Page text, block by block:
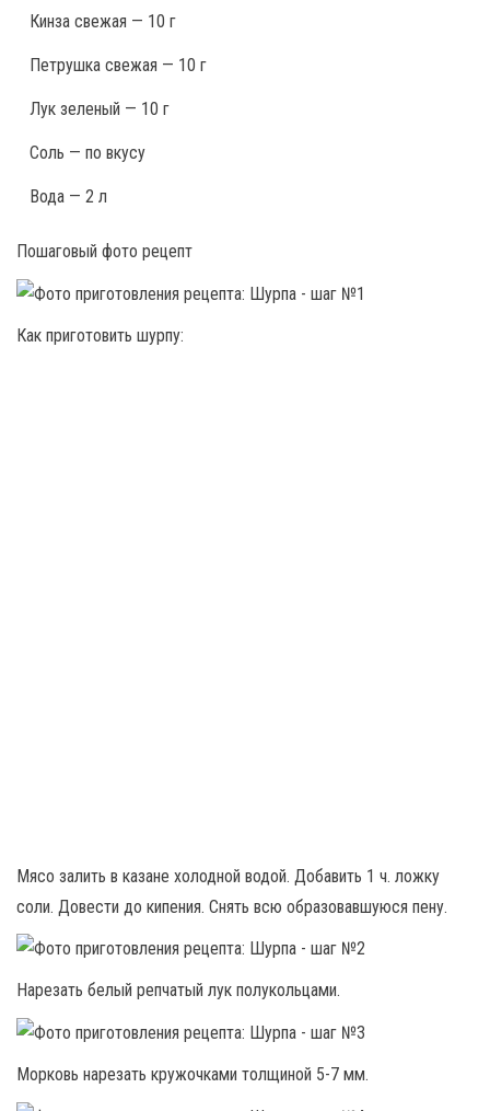
Кинза свежая — 10 г
Петрушка свежая — 10 г
Лук зеленый — 10 г
Соль — по вкусу
Вода — 2 л
Пошаговый фото рецепт
Как приготовить шурпу:
Мясо залить в казане холодной водой. Добавить 1 ч. ложку
соли. Довести до кипения. Снять всю образовавшуюся пену.
Нарезать белый репчатый лук полукольцами.
Морковь нарезать кружочками толщиной 5-7 мм.